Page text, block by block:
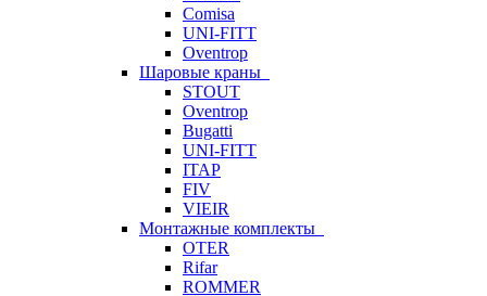
Comisa
UNI-FITT
Oventrop
Шаровые краны
STOUT
Oventrop
Bugatti
UNI-FITT
ITAP
FIV
VIEIR
Монтажные комплекты
OTER
Rifar
ROMMER